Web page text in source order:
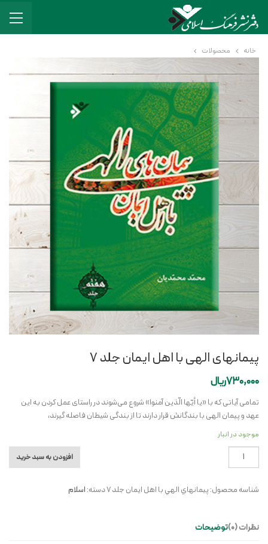
خانه محصولات
پیمانهای الهی با اهل ایمان جلد ۷
730,000ریال
تمامی آیاتی که با «یا أیّها الّذین آمنوا» شروع می‌شوند در راستای عمل کردن به این
عهد و پیمان الهی با بندگانش قرار دارند تا از بندگی شیطان فاصله گیرند،
موجود در انبار
پیمانهای
الهی
اهل
۷
افزودن به سبد خرید
شناسه محصول: پيمانهاي الهي با اهل ايمان جلد 7 دسته: اسلام
توضیحات نظرات (0)